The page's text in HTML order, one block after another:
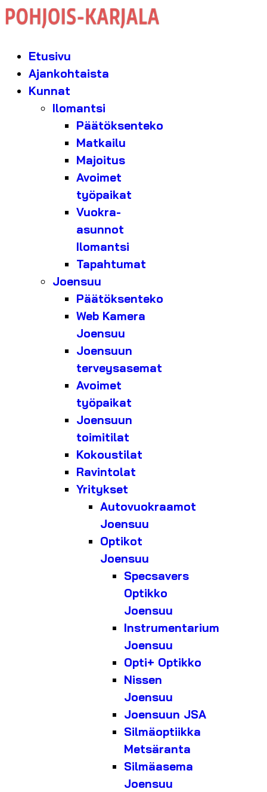
Etusivu
Ajankohtaista
Kunnat
Ilomantsi
Päätöksenteko
Matkailu
Majoitus
Avoimet
työpaikat
Vuokra-
asunnot
Ilomantsi
Tapahtumat
Joensuu
Päätöksenteko
Web Kamera
Joensuu
Joensuun
terveysasemat
Avoimet
työpaikat
Joensuun
toimitilat
Kokoustilat
Ravintolat
Yritykset
Autovuokraamot
Joensuu
Optikot
Joensuu
Specsavers
Optikko
Joensuu
Instrumentarium
Joensuu
Opti+ Optikko
Nissen
Joensuu
Joensuun JSA
Silmäoptiikka
Metsäranta
Silmäasema
Joensuu